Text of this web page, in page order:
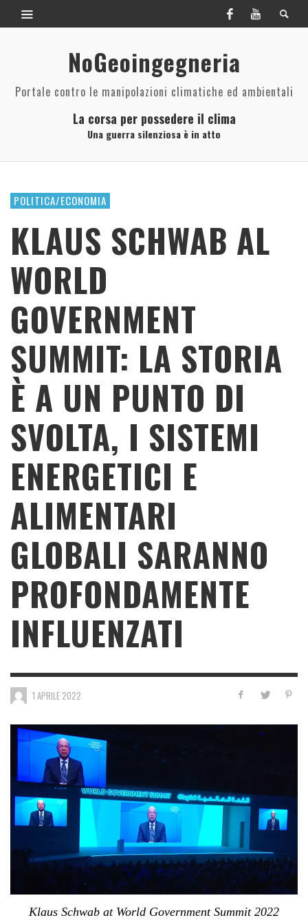
NoGeoingegneria
Portale contro le manipolazioni climatiche ed ambientali
La corsa per possedere il clima
Una guerra silenziosa è in atto
POLITICA/ECONOMIA
KLAUS SCHWAB AL
WORLD
GOVERNMENT
SUMMIT: LA STORIA
È A UN PUNTO DI
SVOLTA, I SISTEMI
ENERGETICI E
ALIMENTARI
GLOBALI SARANNO
PROFONDAMENTE
INFLUENZATI
1 APRILE 2022
Klaus Schwab at World Government Summit 2022